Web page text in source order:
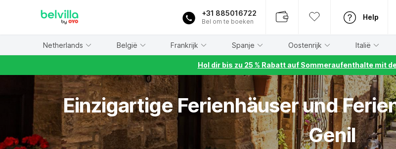
+31 885016722
Bel om te boeken
Help
Netherlands België Frankrijk Spanje Oostenrijk Italië
Hol dir bis zu 25 % Rabatt auf Sommeraufenthalte mit
Einzigartige Ferienhäuser und
Genil